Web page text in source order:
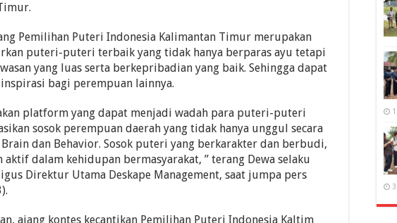
Pemilihan Puteri Indonesia Kalimantan Timur merupakan
puteri-puteri terbaik yang tidak hanya berparas ayu tetapi
yang luas serta berkepribadian yang baik. Sehingga dapat
bagi perempuan lainnya.
platform yang dapat menjadi wadah para puteri-puteri
sosok perempuan daerah yang tidak hanya unggul secara
dan Behavior. Sosok puteri yang berkarakter dan berbudi,
dalam kehidupan bermasyarakat, ” terang Dewa selaku
Direktur Utama Deskape Management, saat jumpa pers
ajang kontes kecantikan Pemilihan Puteri Indonesia Kaltim